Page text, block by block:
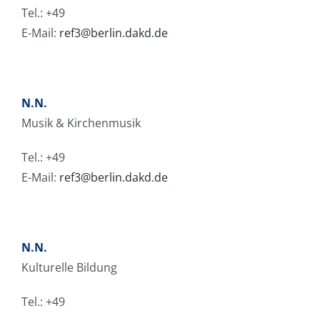
Tel.: +49
E-Mail: ref3@berlin.dakd.de
N.N.
Musik & Kirchenmusik
Tel.: +49
E-Mail: ref3@berlin.dakd.de
N.N.
Kulturelle Bildung
Tel.: +49